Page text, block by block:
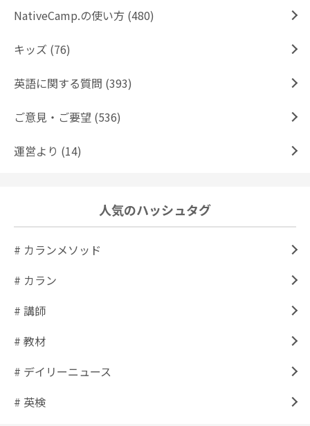
NativeCamp.の使い方 (480)
キッズ (76)
英語に関する質問 (393)
ご意見・ご要望 (536)
運営より (14)
人気のハッシュタグ
# カランメソッド
# カラン
# 講師
# 教材
# デイリーニュース
# 英検